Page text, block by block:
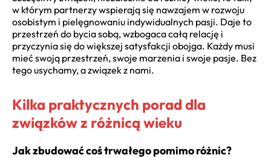
w którym partnerzy wspierają się nawzajem w rozwoju
osobistym i pielęgnowaniu indywidualnych pasji. Daje to
przestrzeń do bycia sobą, wzbogaca całą relację i
przyczynia się do większej satysfakcji obojga. Każdy musi
mieć swoją przestrzeń, swoje marzenia i swoje pasje. Bez
tego usychamy, a związek z nami.
Kilka praktycznych porad dla
związków z różnicą wieku
Jak zbudować coś trwałego pomimo różnic?